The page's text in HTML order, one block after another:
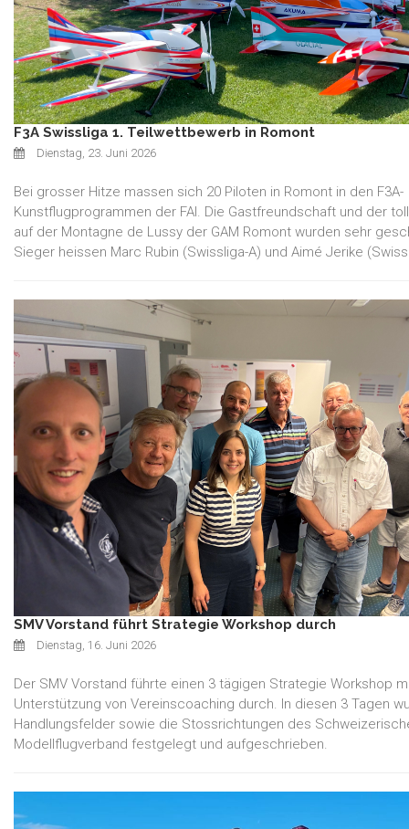
F3A Swissliga 1. Teilwettbewerb in Romont
Dienstag, 23. Juni 2026
Bei grosser Hitze massen sich 20 Piloten in Romont in den F3A-
Kunstflugprogrammen der FAI. Die Gastfreundschaft und der
auf der Montagne de Lussy der GAM Romont wurden sehr
Sieger heissen Marc Rubin (Swissliga-A) und Aimé Jerike
SMV Vorstand führt Strategie Workshop durch
Dienstag, 16. Juni 2026
Der SMV Vorstand führte einen 3 tägigen Strategie Workshop
Unterstützung von Vereinscoaching durch. In diesen 3 Tagen
Handlungsfelder sowie die Stossrichtungen des
Modellflugverband festgelegt und aufgeschrieben.